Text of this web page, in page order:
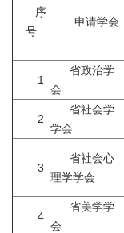
序
号
申请学会
1
省政治学
会
2
省社会学
学会
3
省社会心
理学学会
4
省美学学
会